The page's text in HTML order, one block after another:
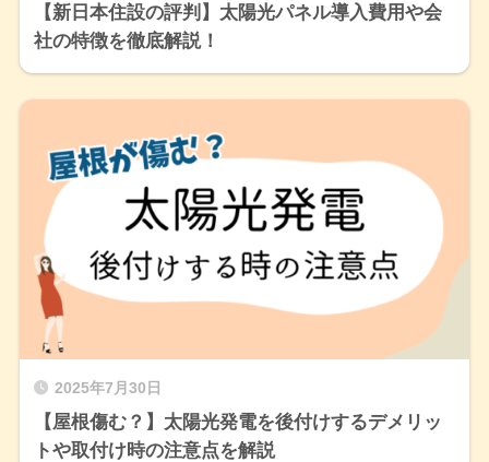
【新日本住設の評判】太陽光パネル導入費用や会
社の特徴を徹底解説！
2025年7月30日
【屋根傷む？】太陽光発電を後付けするデメリッ
トや取付け時の注意点を解説